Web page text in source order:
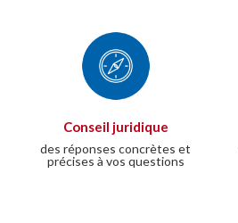
Conseil juridique
des réponses concrètes et
précises à vos questions